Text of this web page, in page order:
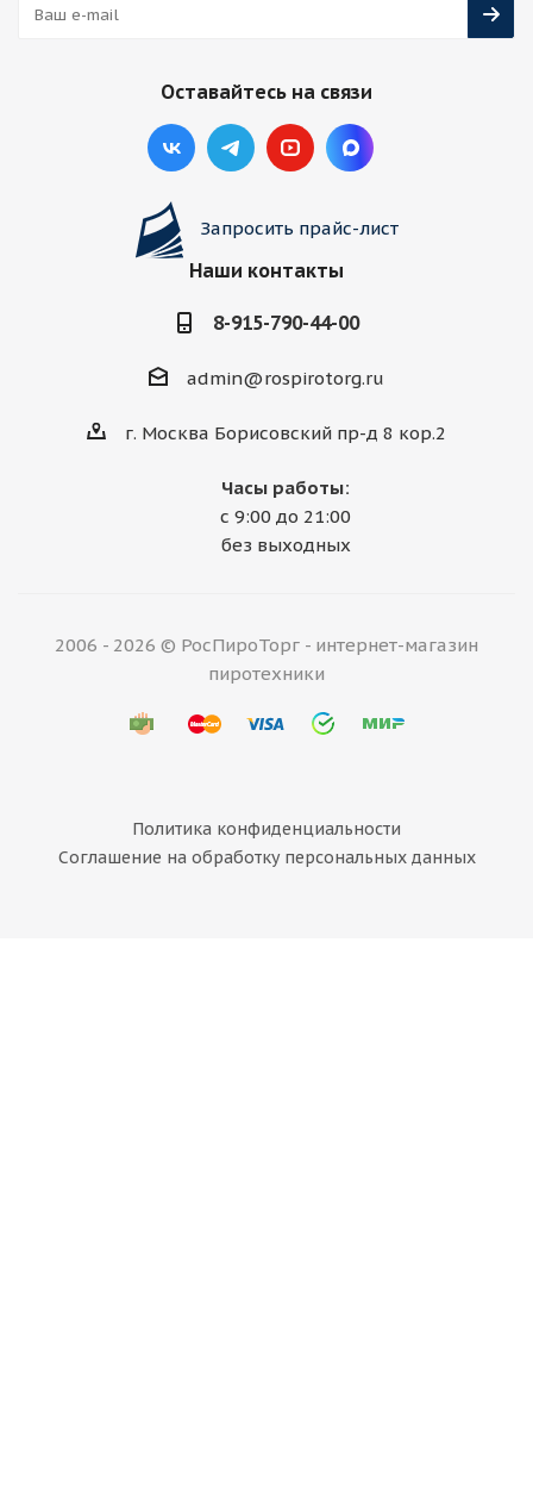
Оставайтесь на связи
Запросить прайс-лист
Наши контакты
8-915-790-44-00
admin@rospirotorg.ru
г. Москва Борисовский пр-д 8 кор.2
Часы работы:
с 9:00 до 21:00
без выходных
2006 - 2026 © РосПироТорг - интернет-магазин
пиротехники
Политика конфиденциальности
Соглашение на обработку персональных данных